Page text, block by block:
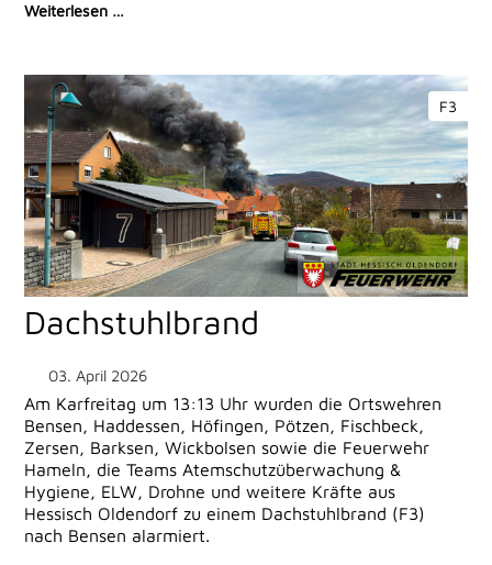
Weiterlesen …
F3
Dachstuhlbrand
03. April 2026
Am Karfreitag um 13:13 Uhr wurden die Ortswehren
Bensen, Haddessen, Höfingen, Pötzen, Fischbeck,
Zersen, Barksen, Wickbolsen sowie die Feuerwehr
Hameln, die Teams Atemschutzüberwachung &
Hygiene, ELW, Drohne und weitere Kräfte aus
Hessisch Oldendorf zu einem Dachstuhlbrand (F3)
nach Bensen alarmiert.